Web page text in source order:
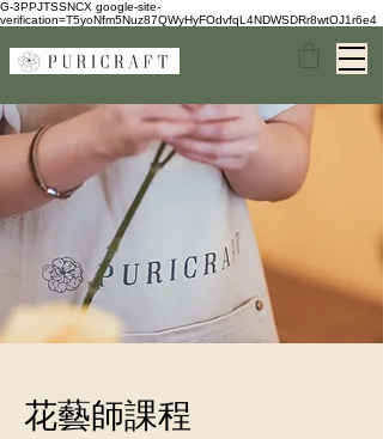
G-3PPJTSSNCX google-site-
verification=T5yoNfm5Nuz87QWyHyFOdvfqL4NDWSDRr8wtOJ1r6e4
花藝師課程